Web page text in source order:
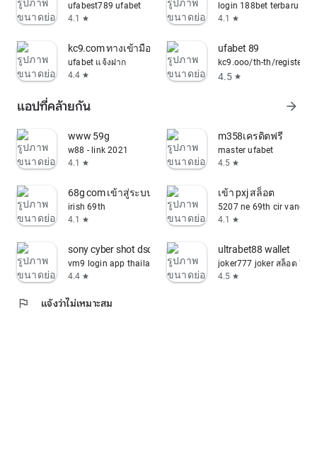
ufabest789 ufabet
4.1
star
login 188bet terbaru
4.1
star
kc9.com ทางเข้ามือถือ
ufabet แจ้งฝาก
4.4 star
ufabet 89
kc9.ooo/th-th/register...
4.5 star
แอปที่คล้ายกัน arrow_forward
www 59g
w88 - link 2021
4.1
star
m358เครดิตฟรี
master ufabet
4.5 star
68g com เข้าสู่ระบบ
irish 69th
4.1
star
เข้า pxj สล็อต
5207 ne 69th cir
4.1
star
sony cyber shot dsc p52
vm9 login app thailand
4.4 star
ultrabet88 wallet
joker777 joker สล็อต 777
4.5 star
flag แจ้งว่าไม่เหมาะสม